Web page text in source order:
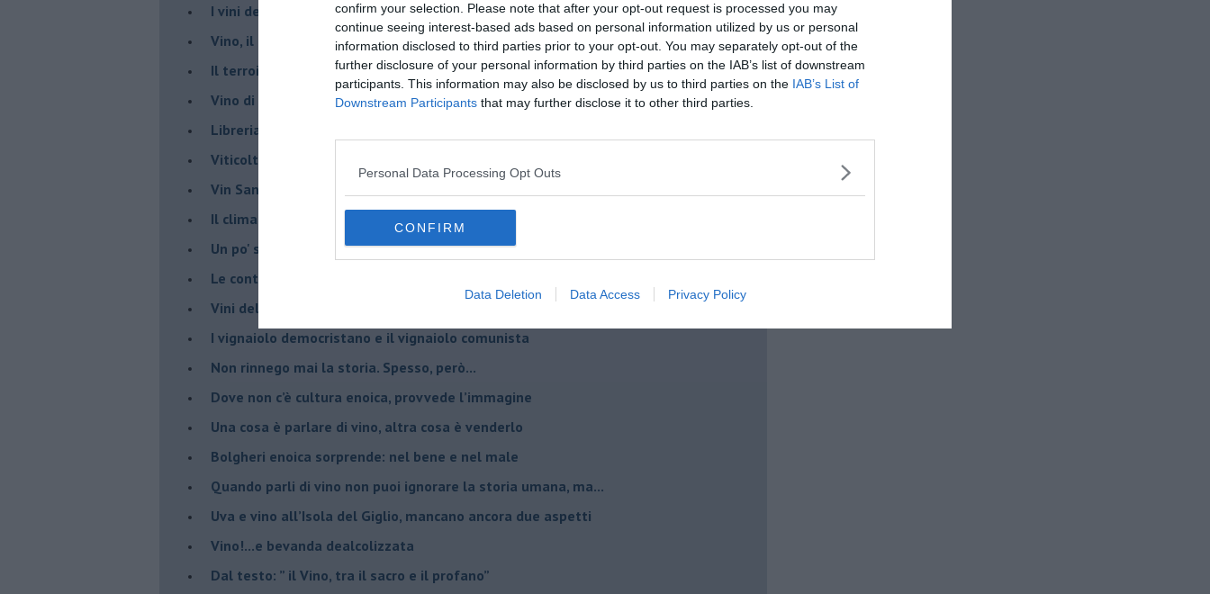
confirm your selection. Please note that after your opt-out request is processed you may
continue seeing interest-based ads based on personal information utilized by us or personal
information disclosed to third parties prior to your opt-out. You may separately opt-out of the
further disclosure of your personal information by third parties on the IAB’s list of downstream
participants. This information may also be disclosed by us to third parties on the IAB’s List of
Downstream Participants that may further disclose it to other third parties.
Personal Data Processing Opt Outs
CONFIRM
Data Deletion Data Access Privacy Policy
​I vini della Maremma si stanno arricchendo
Vino, il clima ci mette alle “corde”
Il terroir necessario per il vino del futuro
​Vino di uva di Malvasia Istriana: in Maremma usata poco
​Libreria antiquaria e il “vino scritto”
​Viticoltura e vini: il Manzoni che non ti aspetti
​Vin Santo e passito, ma erano chiamati anche vini-liquore
Il clima determina le scelte per la vitivinicoltura
Un po' storia dell'Elba in attesa del vino 2025
Le continue nuove prove enologiche per fare vini
Vini dell'Elba e Valdicornia, c'è rivalità?
​I vignaiolo democristano e il vignaiolo comunista
​Non rinnego mai la storia. Spesso, però...
​Dove non c’è cultura enoica, provvede l’immagine
​Una cosa è parlare di vino, altra cosa è venderlo
Bolgheri enoica sorprende: nel bene e nel male
​Quando parli di vino non puoi ignorare la storia umana, ma...
Uva e vino all’Isola del Giglio, mancano ancora due aspetti
​Vino!...e bevanda dealcolizzata
​Dal testo: ” il Vino, tra il sacro e il profano”